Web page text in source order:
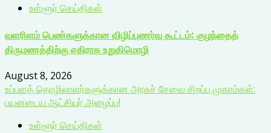
உள்ளூர் செய்திகள்
வளரிளம் பெண்களுக்கான விழிப்புணர்வு கூட்டம்: குழந்தைத்
திருமணத்திற்கு எதிராக உறுதிமொழி
August 8, 2026
உப்பளத் தொழிலாளர்களுக்கான அரசுச் சேவை சிறப்பு முகாம்கள்:
பயனடைய ஆட்சியர் அழைப்பு!
உள்ளூர் செய்திகள்